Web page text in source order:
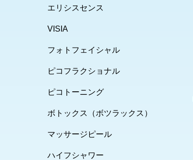
エリシスセンス
VISIA
フォトフェイシャル
ピコフラクショナル
ピコトーニング
ボトックス（ボツラックス）
マッサージピール
ハイフシャワー